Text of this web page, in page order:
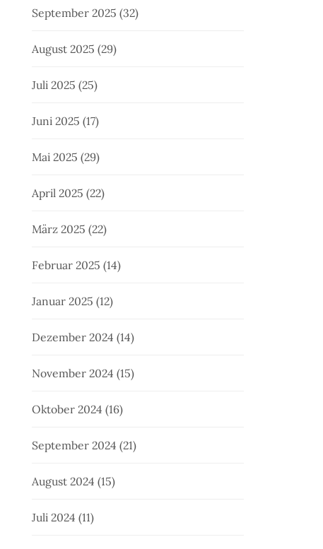
September 2025 (32)
August 2025 (29)
Juli 2025 (25)
Juni 2025 (17)
Mai 2025 (29)
April 2025 (22)
März 2025 (22)
Februar 2025 (14)
Januar 2025 (12)
Dezember 2024 (14)
November 2024 (15)
Oktober 2024 (16)
September 2024 (21)
August 2024 (15)
Juli 2024 (11)